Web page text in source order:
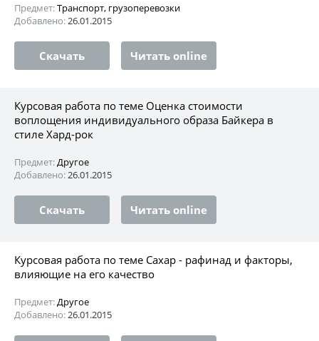
Предмет:Транспорт, грузоперевозки
Добавлено:26.01.2015
Скачать Читать online
Курсовая работа по теме Оценка стоимости
воплощения индивидуального образа Байкера в
стиле Хард-рок
Предмет:Другое
Добавлено:26.01.2015
Скачать Читать online
Курсовая работа по теме Сахар - рафинад и факторы,
влияющие на его качество
Предмет:Другое
Добавлено:26.01.2015